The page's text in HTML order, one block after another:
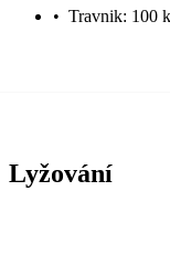
• Travnik: 100
Lyžování